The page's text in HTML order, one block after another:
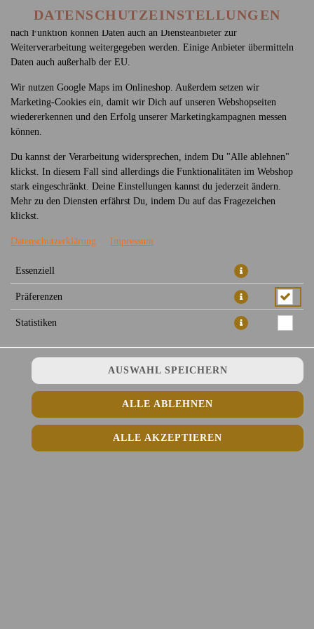
26 - SAKE SALAT BOWL
Lachs (roh), Avocado, Edamame, Mini Tomaten, Mais mit grünem
Salat in Sesam Soße
14,50 € *
* Die Preise können nach Auswahl des Stores variieren.
DATENSCHUTZEINSTELLUNGEN
damit bei Deinem Besuch unseres Webshops auch alles funktioniert. Je
nach Funktion können Daten auch an Diensteanbieter zur
Weiterverarbeitung weitergegeben werden. Einige Anbieter übermitteln
Daten auch außerhalb der EU.
Wir nutzen Google Maps im Onlineshop. Außerdem setzen wir
Marketing-Cookies ein, damit wir Dich auf unseren Webshopseiten
wiedererkennen und den Erfolg unserer Marketingkampagnen messen
können.
Du kannst der Verarbeitung widersprechen, indem Du "Alle ablehnen"
klickst. In diesem Fall sind allerdings die Funktionalitäten im Webshop
stark eingeschränkt. Deine Einstellungen kannst du jederzeit ändern.
Mehr zu den Diensten erfährst Du, indem Du auf das Fragezeichen
klickst.
Datenschutzerklärung Impressum
Essenziell
Präferenzen
Statistiken
AUSWAHL SPEICHERN
ALLE ABLEHNEN
ALLE AKZEPTIEREN